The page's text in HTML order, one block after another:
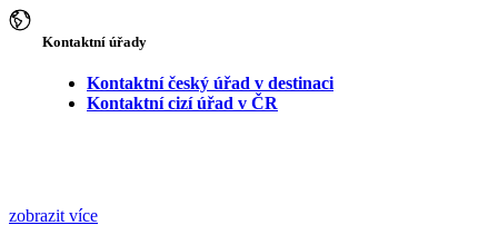
Kontaktní úřady
Kontaktní český úřad v destinaci
Kontaktní cizí úřad v ČR
zobrazit více